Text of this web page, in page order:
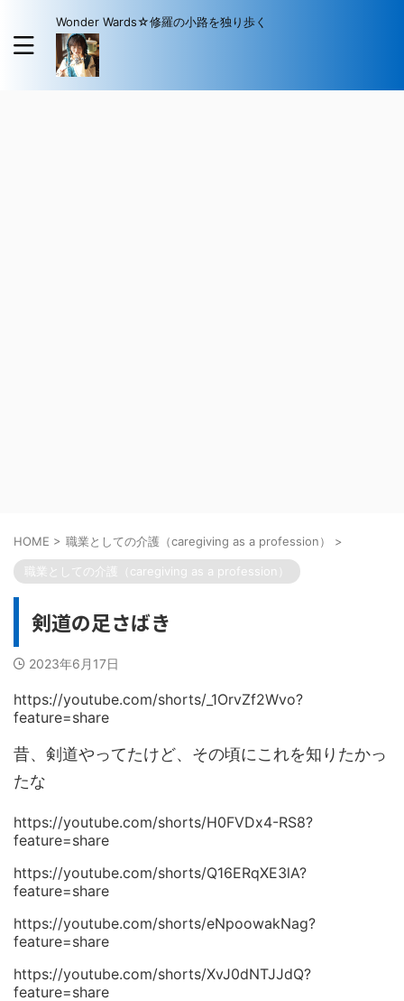
Wonder Wards☆修羅の小路を独り歩く
HOME > 職業としての介護（caregiving as a profession） >
職業としての介護（caregiving as a profession）
剣道の足さばき
2023年6月17日
https://youtube.com/shorts/_1OrvZf2Wvo?
feature=share
昔、剣道やってたけど、その頃にこれを知りたかっ
たな
https://youtube.com/shorts/H0FVDx4-RS8?
feature=share
https://youtube.com/shorts/Q16ERqXE3lA?
feature=share
https://youtube.com/shorts/eNpoowakNag?
feature=share
https://youtube.com/shorts/XvJ0dNTJJdQ?
feature=share